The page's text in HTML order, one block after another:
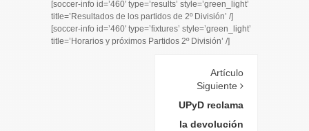
[soccer-info id=’460′ type=’results’ style=’green_light’
title=’Resultados de los partidos de 2º División’ /]
[soccer-info id=’460′ type=’fixtures’ style=’green_light’
title=’Horarios y próximos Partidos 2º División’ /]
Artículo
Siguiente
UPyD reclama
la devolución